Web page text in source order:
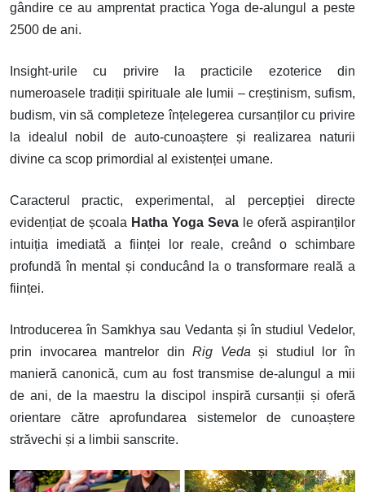
gândire ce au amprentat practica Yoga de-alungul a peste
2500 de ani.
Insight-urile cu privire la practicile ezoterice din
numeroasele tradiții spirituale ale lumii – creștinism, sufism,
budism, vin să completeze înțelegerea cursanților cu privire
la idealul nobil de auto-cunoaștere și realizarea naturii
divine ca scop primordial al existenței umane.
Caracterul practic, experimental, al percepției directe
evidențiat de școala Hatha Yoga Seva le oferă aspiranților
intuiția imediată a ființei lor reale, creând o schimbare
profundă în mental și conducând la o transformare reală a
ființei.
Introducerea în Samkhya sau Vedanta și în studiul Vedelor,
prin invocarea mantrelor dinRig Veda și studiul lor în
manieră canonică, cum au fost transmise de-alungul a mii
de ani, de la maestru la discipol inspiră cursanții și oferă
orientare către aprofundarea sistemelor de cunoaștere
străvechi și a limbii sanscrite.
Image